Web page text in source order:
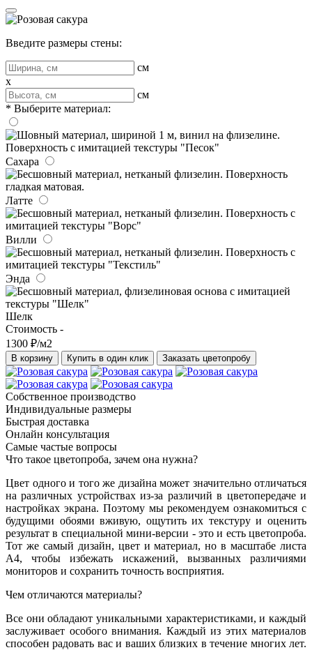
Введите размеры стены:
см
x
см
* Выберите материал:
Сахара
Латте
Вилли
Энда
Шелк
Стоимость -
1300 ₽/м2
В корзину Купить в один клик Заказать цветопробу
Собственное производство
Индивидуальные размеры
Быстрая доставка
Онлайн консультация
Самые частые вопросы
Что такое цветопроба, зачем она нужна?
Цвет одного и того же дизайна может значительно отличаться
на различных устройствах из-за различий в цветопередаче и
настройках экрана. Поэтому мы рекомендуем ознакомиться с
будущими обоями вживую, ощутить их текстуру и оценить
результат в специальной мини-версии - это и есть цветопроба.
Тот же самый дизайн, цвет и материал, но в масштабе листа
А4, чтобы избежать искажений, вызванных различиями
мониторов и сохранить точность восприятия.
Чем отличаются материалы?
Все они обладают уникальными характеристиками, и каждый
заслуживает особого внимания. Каждый из этих материалов
способен радовать вас и ваших близких в течение многих лет.